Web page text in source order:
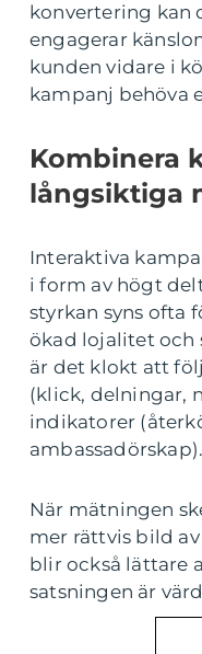
konvertering kan
engagerar
kunden vidare i
kampanj behöva
Kombinera
långsiktiga
Interaktiva
i form av högt
styrkan syns ofta
ökad lojalitet och
är det klokt att
(klick, delningar,
indikatorer
ambassadörskap).
När mätningen
mer rättvis bild
blir också lättare
satsningen är